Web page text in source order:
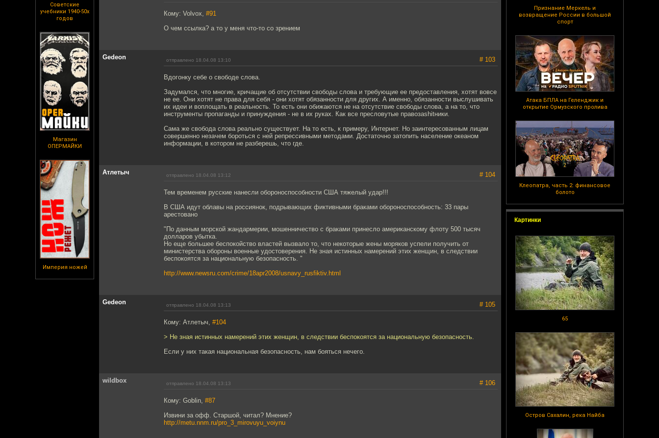
Советские
учебники 1940-50х
годов
Магазин
ОПЕРМАЙКИ
Империя ножей
Признание Меркель и
возвращение России в большой
спорт
Атака БПЛА на Геленджик и
открытие Ормузского пролива
Клеопатра, часть 2: финансовое
болото
Картинки
65
Остров Сахалин, река Найба
Кому: Volvox, #91
О чем ссылка? а то у меня что-то со зрением
Gedeon отправлено 18.04.08 13:10 # 103
Вдогонку себе о свободе слова.
Задумался, что многие, кричащие об отсутствии свободы слова и требующие ее предоставления, хотят вовсе
не ее. Они хотят не права для себя - они хотят обязанности для других. А именно, обязанности выслушивать
их идеи и воплощать в реальность. То есть они обижаются не на отсутствие свободы слова, а на то, что
инструменты пропаганды и принуждения - не в их руках. Как все пресловутые правозаshitники.
Сама же свобода слова реально существует. На то есть, к примеру, Интернет. Но заинтересованным лицам
совершенно незачем бороться с ней репрессивными методами. Достаточно затопить население океаном
информации, в котором не разберешь, что где.
Атлетыч отправлено 18.04.08 13:12 # 104
Тем временем русские нанесли обороноспособности США тяжелый удар!!!
В США идут облавы на россиянок, подрывающих фиктивными браками обороноспособность: 33 пары
арестовано
"По данным морской жандармерии, мошенничество с браками принесло американскому флоту 500 тысяч
долларов убытка.
Но еще большее беспокойство властей вызвало то, что некоторые жены моряков успели получить от
министерства обороны военные удостоверения. Не зная истинных намерений этих женщин, в следствии
беспокоятся за национальную безопасность. "
http://www.newsru.com/crime/18apr2008/usnavy_rusfiktiv.html
Gedeon отправлено 18.04.08 13:13 # 105
Кому: Атлетыч, #104
> Не зная истинных намерений этих женщин, в следствии беспокоятся за национальную безопасность.
Если у них такая национальная безопасность, нам бояться нечего.
wildbox отправлено 18.04.08 13:13 # 106
Кому: Goblin, #87
Извини за офф. Старшой, читал? Мнение?
http://metu.nnm.ru/pro_3_mirovuyu_voiynu